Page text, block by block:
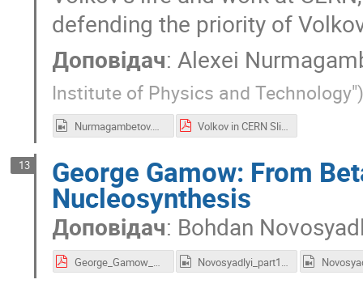
defending the priority of
Доповідач:Alexei
Institute of Physics and Technology"
Nurmagambetov.mp4 Volkov in CERN Slides.pdf
13 George Gamow: From
Nucleosynthesis
Доповідач: Bohdan
George_Gamow_UA-CERN-2026-2.pdf Novosyadlyi_part1.mp4